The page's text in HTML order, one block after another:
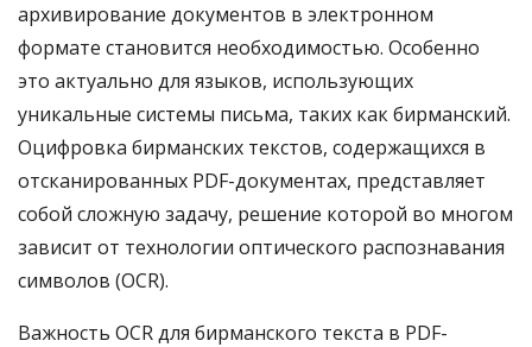
архивирование документов в электронном
формате становится необходимостью. Особенно
это актуально для языков, использующих
уникальные системы письма, таких как бирманский.
Оцифровка бирманских текстов, содержащихся в
отсканированных PDF-документах, представляет
собой сложную задачу, решение которой во многом
зависит от технологии оптического распознавания
символов (OCR).
Важность OCR для бирманского текста в PDF-